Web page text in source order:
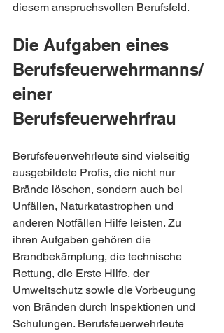
diesem anspruchsvollen Berufsfeld.
Die Aufgaben eines
Berufsfeuerwehrmanns/
einer
Berufsfeuerwehrfrau
Berufsfeuerwehrleute sind vielseitig
ausgebildete Profis, die nicht nur
Brände löschen, sondern auch bei
Unfällen, Naturkatastrophen und
anderen Notfällen Hilfe leisten. Zu
ihren Aufgaben gehören die
Brandbekämpfung, die technische
Rettung, die Erste Hilfe, der
Umweltschutz sowie die Vorbeugung
von Bränden durch Inspektionen und
Schulungen. Berufsfeuerwehrleute